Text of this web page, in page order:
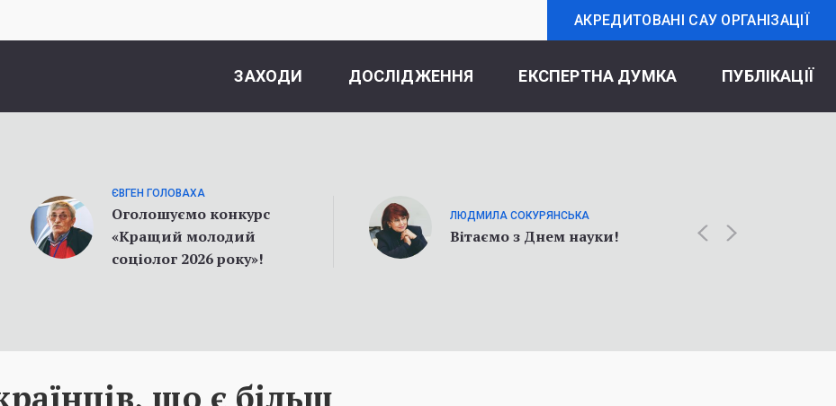
АКРЕДИТОВАНІ САУ ОРГАНІЗАЦІЇ
ЗАХОДИ ДОСЛІДЖЕННЯ ЕКСПЕРТНА ДУМКА ПУБЛІКАЦІЇ
ЄВГЕН ГОЛОВАХА
Оголошуємо конкурс
«Кращий молодий
соціолог 2026 року»!
ЛЮДМИЛА СОКУРЯНСЬКА
Вітаємо з Днем науки!
що є більш